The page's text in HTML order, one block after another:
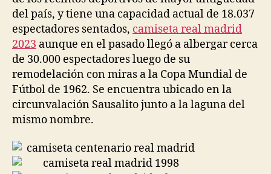
del país, y tiene una capacidad actual de 18.037
espectadores sentados, camiseta real madrid
2023 aunque en el pasado llegó a albergar cerca
de 30.000 espectadores luego de su
remodelación con miras a la Copa Mundial de
Fútbol de 1962. Se encuentra ubicado en la
circunvalación Sausalito junto a la laguna del
mismo nombre.